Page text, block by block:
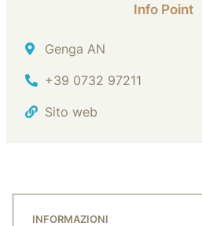
Info Point
Indirizzo
Genga AN
Tel.
+39 0732 97211
Sito web
INFORMAZIONI